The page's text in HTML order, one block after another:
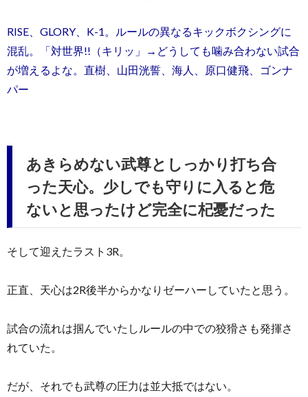
RISE、GLORY、K-1。ルールの異なるキックボクシングに
混乱。「対世界!!（キリッ」→どうしても噛み合わない試合
が増えるよな。直樹、山田洸誓、海人、原口健飛、ゴンナ
パー
あきらめない武尊としっかり打ち合
った天心。少しでも守りに入ると危
ないと思ったけど完全に杞憂だった
そして迎えたラスト3R。
正直、天心は2R後半からかなりゼーハーしていたと思う。
試合の流れは掴んでいたしルールの中での狡猾さも発揮さ
れていた。
だが、それでも武尊の圧力は並大抵ではない。